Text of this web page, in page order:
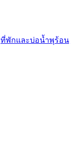
ที่พักและบ่อน้ำพุร้อน